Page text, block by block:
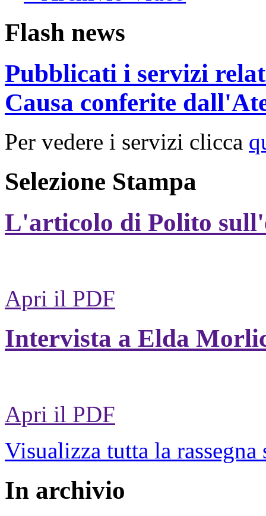
Flash news
Pubblicati i servizi
Causa conferite
Per vedere i servizi clicca
Selezione Stampa
L'articolo di Polito
Apri il PDF
Intervista a Elda
Apri il PDF
Visualizza tutta la rassegna
In archivio